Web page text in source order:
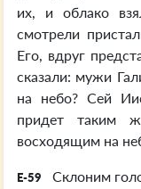
их, и облако
смотрели
Его, вдруг
сказали: мужи
на небо? Сей
придет таким
восходящим на
E-59 Склоним